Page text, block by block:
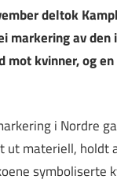
deltok
markering av
mot kvinner, og
i Nordre
ut materiell, holdt
symboliserte